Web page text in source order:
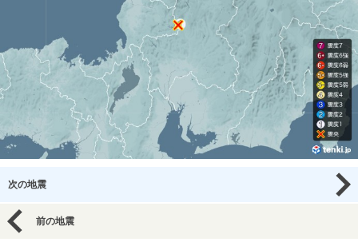
次の地震
前の地震